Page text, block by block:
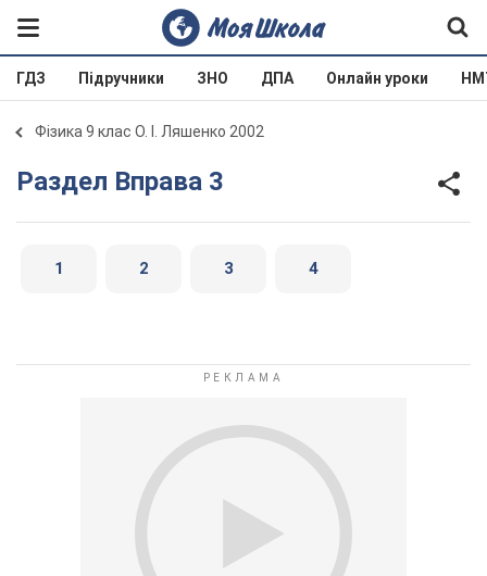
ГДЗ Підручники ЗНО ДПА Онлайн уроки
Фізика 9 клас О. І. Ляшенко 2002
Раздел Вправа 3
1 2 3 4